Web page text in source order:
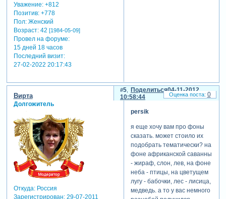
Уважение: +812
Позитив: +778
Пол:Женский
Возраст:42 [1984-05-09]
Провел на форуме:
15 дней 18 часов
Последний визит:
27-02-2022 20:17:43
Поделиться
5
04-11-2012
10:58:44
Вирта
Долгожитель
Откуда:Россия
Зарегистрирован: 29-07-2011
persik
я еще хочу вам про фоны
сказать. может стоило их
подобрать тематически? на
фоне африканской саванны
- жираф, слон, лев, на фоне
неба - птицы, на цветущем
лугу - бабочки, лес - лисица,
медведь. а то у вас немного
0